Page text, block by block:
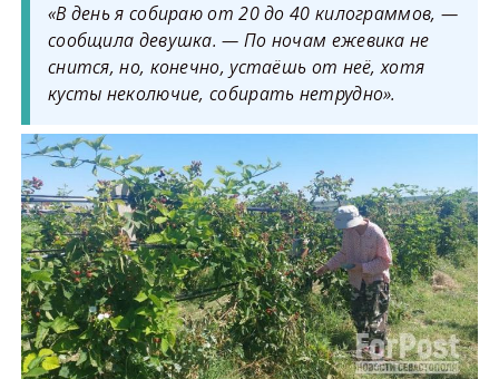
«В день я собираю от 20 до 40 килограммов, —
сообщила девушка. — По ночам ежевика не
снится, но, конечно, устаёшь от неё, хотя
кусты неколючие, собирать нетрудно».